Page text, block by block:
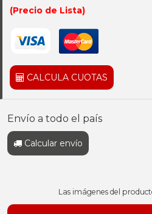
(Precio de Lista)
CALCULA CUOTAS
Envío a todo el país
Calcular envío
Las imágenes del